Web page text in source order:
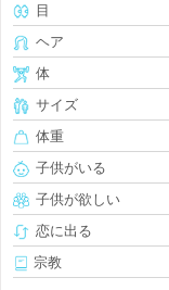
目
ヘア
体
サイズ
体重
子供がいる
子供が欲しい
恋に出る
宗教